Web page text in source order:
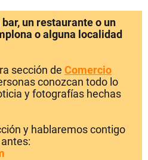
un restaurante o un
o alguna localidad
sección de Comercio
conozcan todo lo
y fotografías hechas
y hablaremos contigo